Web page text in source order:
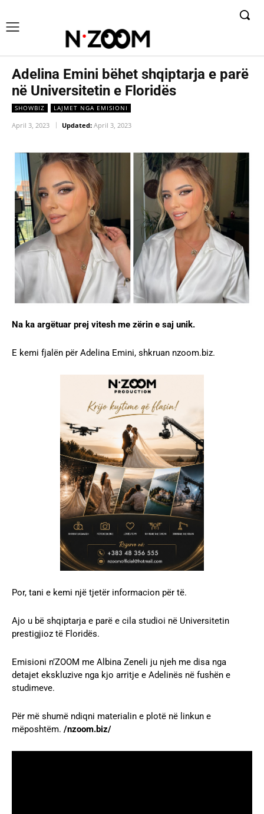
Adelina Emini bëhet shqiptarja e parë
në Universitetin e Floridës
SHOWBIZ LAJMET NGA EMISIONI
April 3, 2023 Updated: April 3, 2023
Na ka argëtuar prej vitesh me zërin e saj unik.
E kemi fjalën për Adelina Emini, shkruan nzoom.biz.
Por, tani e kemi një tjetër informacion për të.
Ajo u bë shqiptarja e parë e cila studioi në Universitetin
prestigjioz të Floridës.
Emisioni n’ZOOM me Albina Zeneli ju njeh me disa nga
detajet ekskluzive nga kjo arritje e Adelinës në fushën e
studimeve.
Për më shumë ndiqni materialin e plotë në linkun e
mëposhtëm. /nzoom.biz/